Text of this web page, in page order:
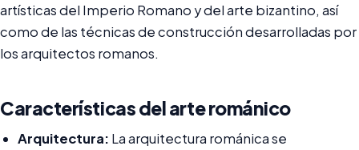
artísticas del Imperio Romano y del arte bizantino, así
como de las técnicas de construcción desarrolladas por
los arquitectos romanos.
Características del arte románico
Arquitectura: La arquitectura románica se